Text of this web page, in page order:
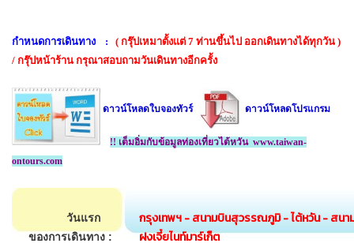
กำหนดการเดินทาง : ( กรุ๊ปเหมาตั้งแต่ 7 ท่านขึ้นไป ออกเดินทางได้ทุกวัน )
/ กรุ๊ปหน้าร้าน กรุณาสอบถามวันเดินทางอีกครั้ง
ดาวน์โหลดใบจองทัวร์ ดาวน์โหลดโปรแกรม
!! เต็มอิ่มกับข้อมูลท่องเที่ยวไต้หวัน www.taiwan-
ontours.com
วันแรก
ของการเดินทาง :
กรุงเทพฯ - สนามบินสุวรรณภูมิ - ไต้หวัน - สนา
ฝงเจี๋ยไนท์มาร์เก็ต